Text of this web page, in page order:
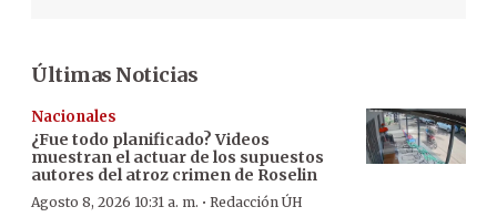
Últimas Noticias
Nacionales
¿Fue todo planificado? Videos
muestran el actuar de los supuestos
autores del atroz crimen de Roselin
Agosto 8, 2026 10:31 a. m. · Redacción ÚH